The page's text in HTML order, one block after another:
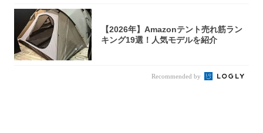
【2026年】Amazonテント売れ筋ラン
キング19選！人気モデルを紹介
Recommended by